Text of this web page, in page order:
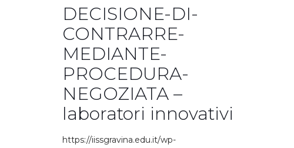
DECISIONE-DI-
CONTRARRE-
MEDIANTE-
PROCEDURA-
NEGOZIATA –
laboratori innovativi
https://iissgravina.edu.it/wp-